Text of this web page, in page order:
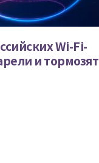
Wi-Fi-
и тормозят